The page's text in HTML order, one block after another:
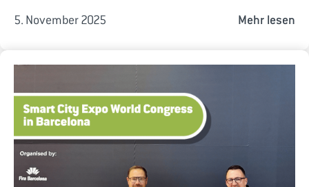
5. November 2025 Mehr lesen